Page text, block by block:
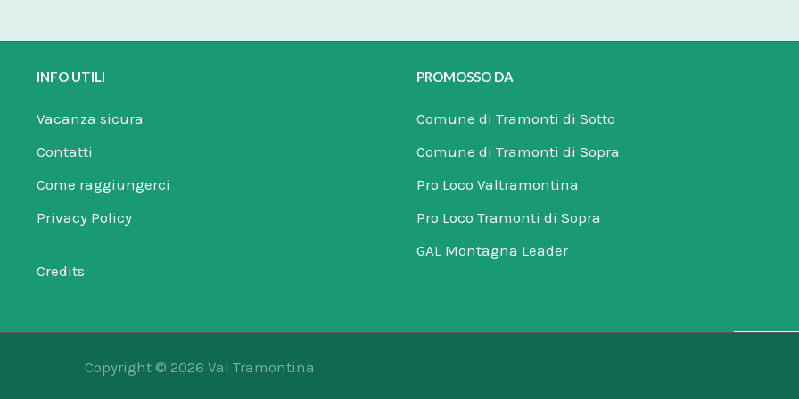
INFO UTILI
Vacanza sicura
Contatti
Come raggiungerci
Privacy Policy
Credits
PROMOSSO DA
Comune di Tramonti di Sotto
Comune di Tramonti di Sopra
Pro Loco Valtramontina
Pro Loco Tramonti di Sopra
GAL Montagna Leader
Copyright © 2026 Val Tramontina